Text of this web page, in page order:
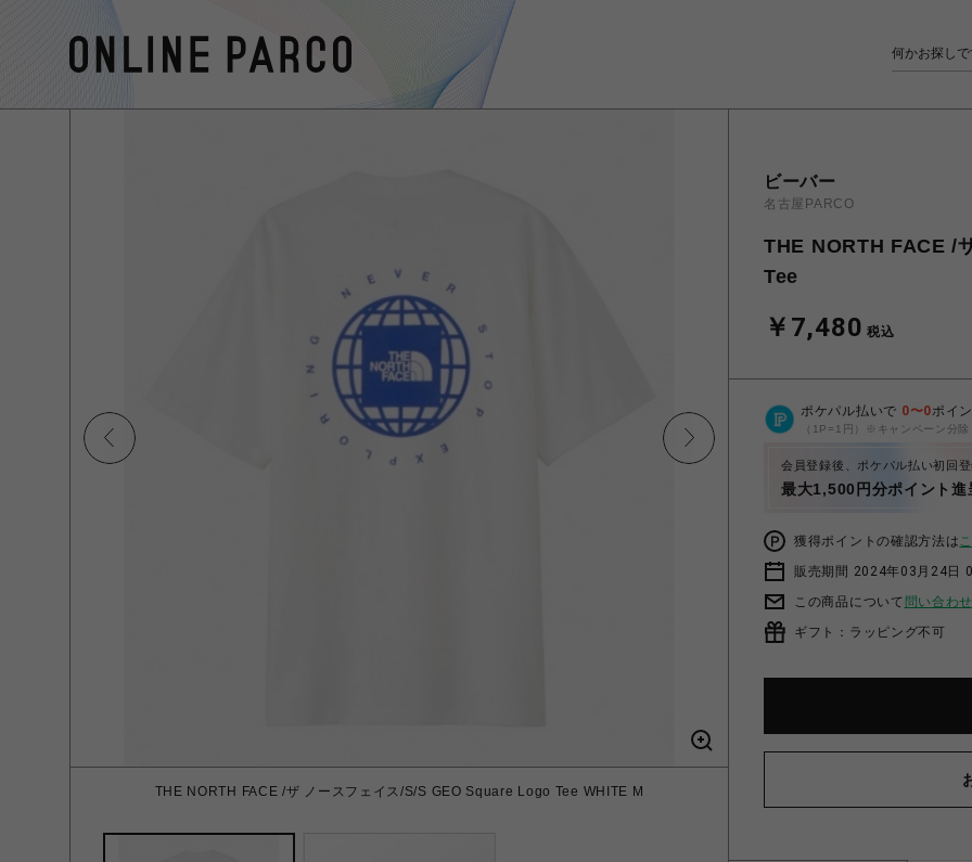
THE NORTH FACE /ザ ノースフェイス/S/S GEO Square Logo Tee WHITE M
ビーバー
名古屋PARCO
THE NORTH FACE /
Tee
￥7,480 税込
ポケパル払いで 0〜0ポイ
（1P=1円）※キャンペーン分除
会員登録後、ポケパル払い初回
最大1,500円分ポイント進
獲得ポイントの確認方法は
販売期間 2024年03月24日
この商品について 問い合わ
ギフト：ラッピング不可